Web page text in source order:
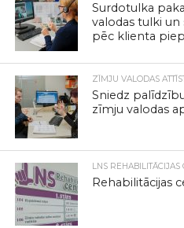
Surdotulka
valodas tulki un
pēc klienta
ZĪMJU VALODAS
Sniedz
zīmju valodas
LNS REHABILITĀCIJAS
Rehabilitācijas